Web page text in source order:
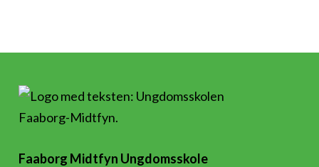
Faaborg Midtfyn Ungdomsskole